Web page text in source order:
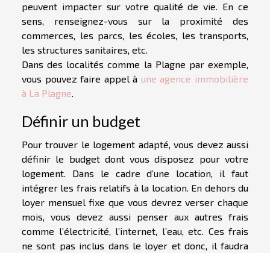
peuvent impacter sur votre qualité de vie. En ce
sens, renseignez-vous sur la proximité des
commerces, les parcs, les écoles, les transports,
les structures sanitaires, etc.
Dans des localités comme la Plagne par exemple,
vous pouvez faire appel à une agence immobilière
à La Plagne.
Définir un budget
Pour trouver le logement adapté, vous devez aussi
définir le budget dont vous disposez pour votre
logement. Dans le cadre d’une location, il faut
intégrer les frais relatifs à la location. En dehors du
loyer mensuel fixe que vous devrez verser chaque
mois, vous devez aussi penser aux autres frais
comme l’électricité, l’internet, l’eau, etc. Ces frais
ne sont pas inclus dans le loyer et donc, il faudra